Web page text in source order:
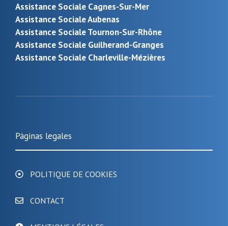
Assistance Sociale Cagnes-Sur-Mer
Assistance Sociale Aubenas
Assistance Sociale Tournon-Sur-Rhône
Assistance Sociale Guilherand-Granges
Assistance Sociale Charleville-Mézières
Páginas legales
POLITIQUE DE COOKIES
CONTACT